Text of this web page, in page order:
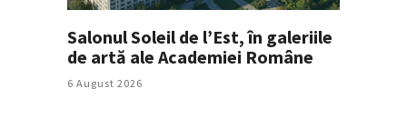
Salonul Soleil de l’Est, în galeriile
de artă ale Academiei Române
6 August 2026